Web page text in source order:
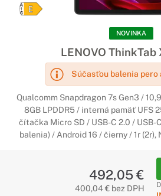
NOVINKA
LENOVO ThinkTab
Súčasťou balenia pero
Qualcomm Snapdragon 7s Gen3 /
8GB LPDDR5 / interná pamäť UFS
čítačka Micro SD / USB-C 2.0 / USB-
balenia) / Android 16 / čierny / 1r (2r),
492,05 €
400,04 € bez DPH